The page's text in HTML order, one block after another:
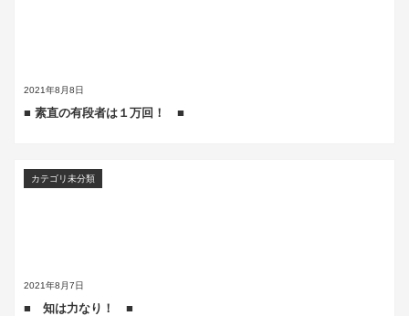
2021年8月8日
■ 素直の有段者は１万回！ ■
2021年8月7日
カテゴリ未分類
■ 知は力なり！ ■